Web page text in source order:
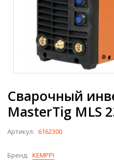
Сварочный
MasterTig MLS
Артикул: 6162300
Бренд: KEMPPI